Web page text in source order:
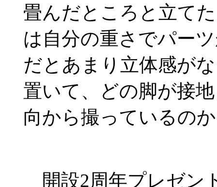
畳んだところと立て
は自分の重さでパー
だとあまり立体感が
置いて、どの脚が接
向から撮っているの
開設2周年プレゼン